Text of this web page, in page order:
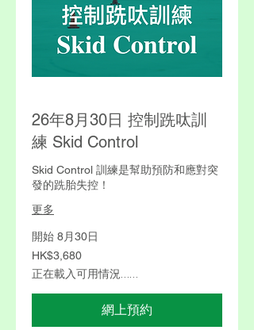
26年8月30日 控制跣呔訓
練 Skid Control
Skid Control 訓練是幫助預防和應對突
發的跣胎失控！
更多
開始 8月30日
3,680
港
元
HK$3,680
正在載入可用情況……
網上預約